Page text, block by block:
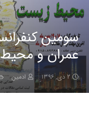
سومین
عمران و
۲ دی, ۱۳۹۶ ادمین